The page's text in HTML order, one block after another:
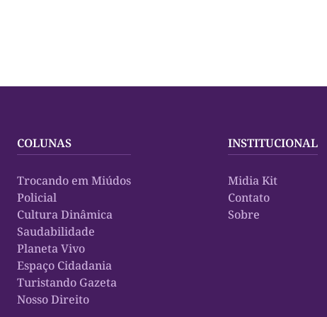
COLUNAS
Trocando em Miúdos
Policial
Cultura Dinâmica
Saudabilidade
Planeta Vivo
Espaço Cidadania
Turistando Gazeta
Nosso Direito
INSTITUCIONAL
Midia Kit
Contato
Sobre